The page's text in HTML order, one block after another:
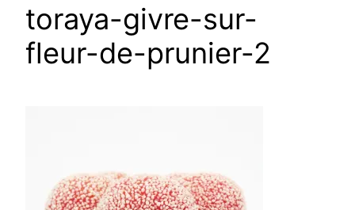
toraya-givre-sur-
fleur-de-prunier-2